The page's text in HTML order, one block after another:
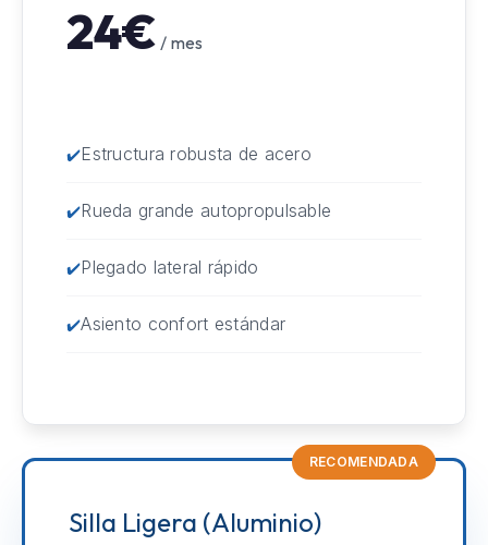
24€ / mes
Estructura robusta de acero
Rueda grande autopropulsable
Plegado lateral rápido
Asiento confort estándar
RECOMENDADA
Silla Ligera (Aluminio)